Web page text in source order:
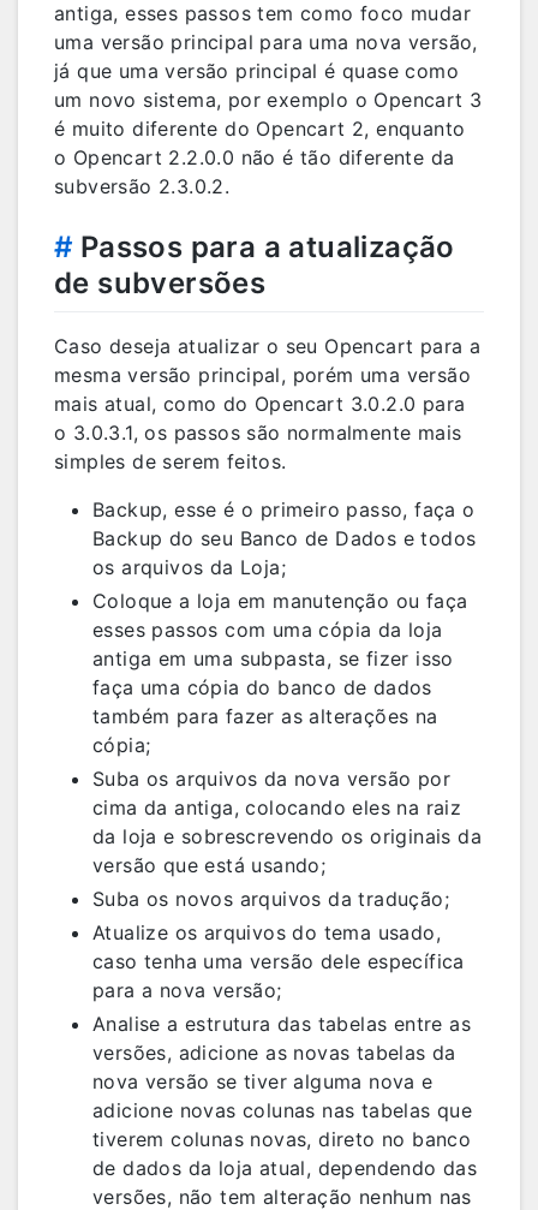
antiga, esses passos tem como foco mudar
uma versão principal para uma nova versão,
já que uma versão principal é quase como
um novo sistema, por exemplo o Opencart 3
é muito diferente do Opencart 2, enquanto
o Opencart 2.2.0.0 não é tão diferente da
subversão 2.3.0.2.
# Passos para a atualização
de subversões
Caso deseja atualizar o seu Opencart para a
mesma versão principal, porém uma versão
mais atual, como do Opencart 3.0.2.0 para
o 3.0.3.1, os passos são normalmente mais
simples de serem feitos.
Backup, esse é o primeiro passo, faça o
Backup do seu Banco de Dados e todos
os arquivos da Loja;
Coloque a loja em manutenção ou faça
esses passos com uma cópia da loja
antiga em uma subpasta, se fizer isso
faça uma cópia do banco de dados
também para fazer as alterações na
cópia;
Suba os arquivos da nova versão por
cima da antiga, colocando eles na raiz
da loja e sobrescrevendo os originais da
versão que está usando;
Suba os novos arquivos da tradução;
Atualize os arquivos do tema usado,
caso tenha uma versão dele específica
para a nova versão;
Analise a estrutura das tabelas entre as
versões, adicione as novas tabelas da
nova versão se tiver alguma nova e
adicione novas colunas nas tabelas que
tiverem colunas novas, direto no banco
de dados da loja atual, dependendo das
versões, não tem alteração nenhum nas